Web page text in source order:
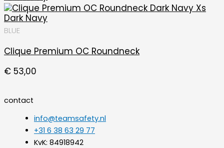
BLUE
Clique Premium OC Roundneck
€ 53,00
contact
info@teamsafety.nl
+31 6 38 63 29 77
KvK: 84918942